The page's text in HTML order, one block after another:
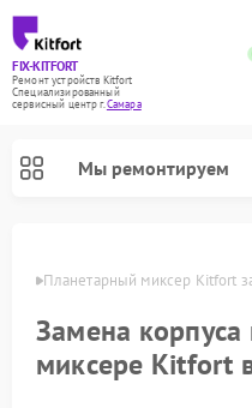
FIX-KITFORT
Ремонт устройств Kitfort
Специализированный
cервисный центр г.Самара
Мы ремонтируем
Планетарный миксер Kitfort
Замена
миксере Kitfort